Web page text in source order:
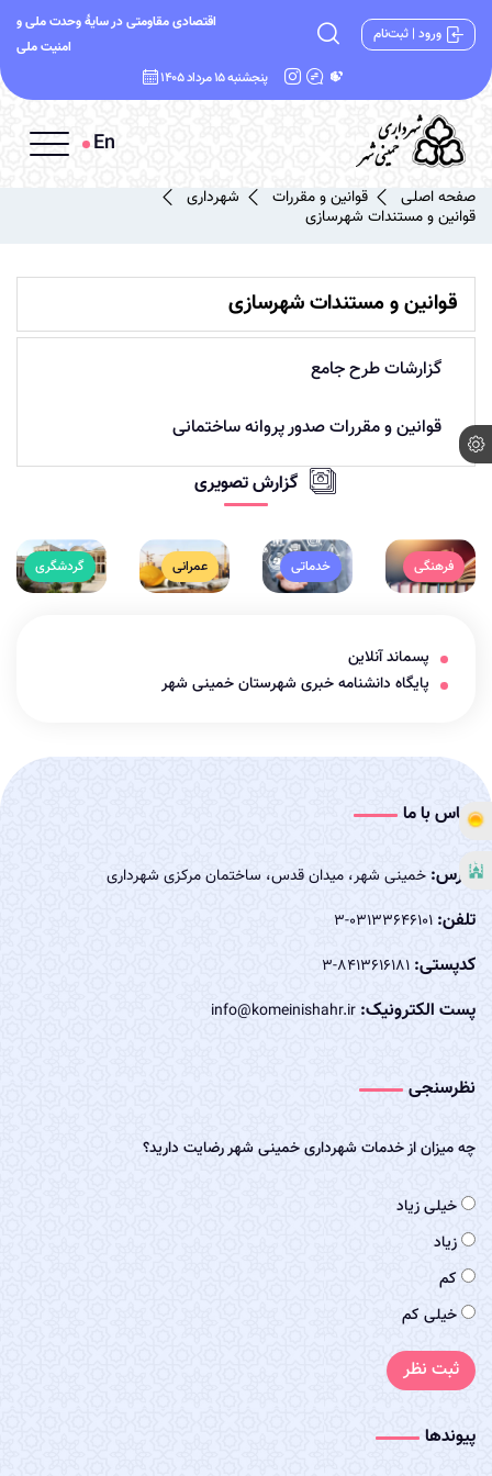
ورود | ثبت‌نام
اقتصادی مقاومتی در سایۀ وحدت ملی و
امنیت ملی
پنجشنبه 15 مرداد 1405
En
صفحه اصلی شهرداری
قوانین و مقررات
قوانین و مستندات شهرسازی
قوانین و مستندات شهرسازی
گزارشات طرح جامع
قوانین و مقررات صدور پروانه ساختمانی
گزارش تصویری
فرهنگی خدماتی عمرانی گردشگری
پسماند آنلاین
پایگاه دانشنامه خبری شهرستان خمینی شهر
تماس با ما
آدرس: خمینی شهر، میدان قدس، ساختمان مرکزی شهرداری
تلفن: 03133646101-3
کدپستی: 8413616181-3
پست الکترونیک: info@komeinishahr.ir
پیوندها
نظرسنجی
چه میزان از خدمات شهرداری خمینی شهر رضایت دارید؟
خیلی زیاد
زیاد
کم
خیلی کم
ثبت نظر